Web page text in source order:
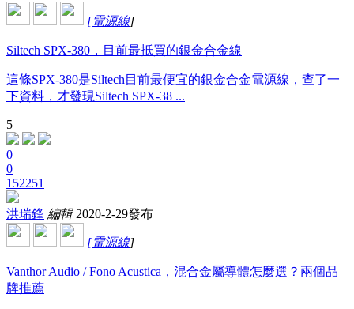
[電源線]
Siltech SPX-380，目前最抵買的銀金合金線
這條SPX-380是Siltech目前最便宜的銀金合金電源線，查了一
下資料，才發現Siltech SPX-38 ...
5
0
0
152251
洪瑞鋒 編輯 2020-2-29發布
[電源線]
Vanthor Audio / Fono Acustica，混合金屬導體怎麼選？兩個品
牌推薦